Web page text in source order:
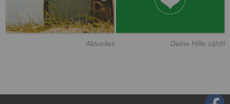
Aktuelles Deine Hilfe zählt!